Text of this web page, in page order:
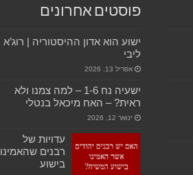
פוסטים אחרונים
ישוע הוא אדון ההיסטוריה | רוג’א
ליבי
אפריל 13, 2026
ישעיה נח 1-6 – למה צמנו ולא
ראית? – האח מיכאל בנטלי
ינואר 12, 2026
עדויות של
רבנים שהאמינו
בישוע